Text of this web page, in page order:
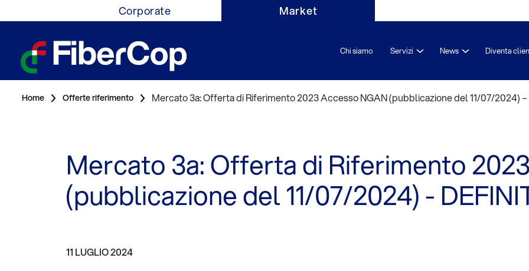
Corporate Market
Chi siamo Servizi News Diventa
Home Offerte riferimento Mercato 3a: Offerta di Riferimento 2023 Accesso NGAN (pubblicazione del 11/07/2024) –
Mercato 3a: Offerta di Riferimento
(pubblicazione del 11/07/2024) -
11 LUGLIO 2024